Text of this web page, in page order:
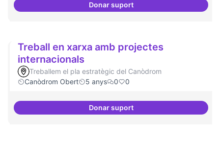
Donar suportCultura digital i tradicional
Treball en xarxa amb projectes
internacionals
Treballem el pla estratègic del Canòdrom
Canòdrom Obert
5 anys 0 0
Donar suportTreball en xarxa amb projectes